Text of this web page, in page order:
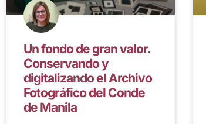
Un fondo de gran valor.
Conservando y
digitalizando el Archivo
Fotográfico del Conde
de Manila